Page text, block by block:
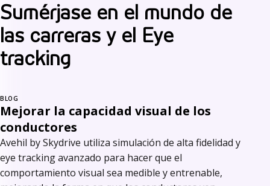
Sumérjase en el mundo de
las carreras y el Eye
tracking
BLOG
Mejorar la capacidad visual de los
conductores
Avehil by Skydrive utiliza simulación de alta fidelidad y
eye tracking avanzado para hacer que el
comportamiento visual sea medible y entrenable,